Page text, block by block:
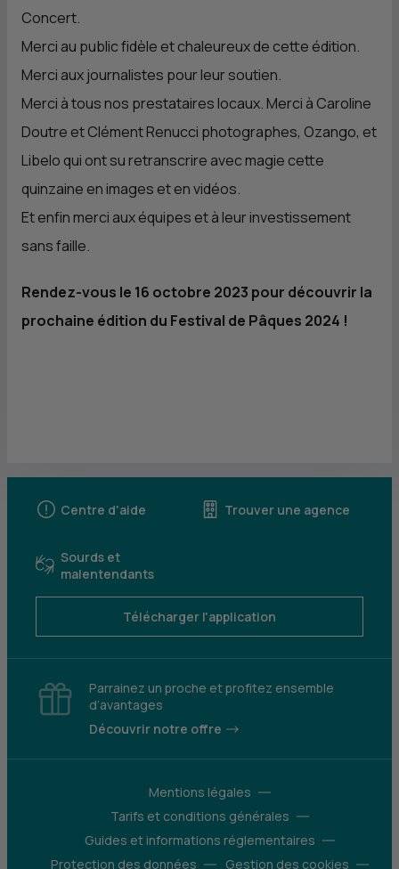
Concert.
Merci au public fidèle et chaleureux de cette édition.
Merci aux journalistes pour leur soutien.
Merci à tous nos prestataires locaux. Merci à Caroline
Doutre et Clément Renucci photographes, Ozango, et
Libelo qui ont su retranscrire avec magie cette
quinzaine en images et en vidéos.
Et enfin merci aux équipes et à leur investissement
sans faille.
Rendez-vous le 16 octobre 2023 pour découvrir la
prochaine édition du Festival de Pâques 2024 !
Centre d'aide Trouver une agence
Sourds et
malentendants
Télécharger l'application
Parrainez un proche et profitez ensemble
d’avantages
Découvrir notre offre
Mentions légales
Tarifs et conditions générales
Guides et informations réglementaires
Protection des données
Gestion des cookies